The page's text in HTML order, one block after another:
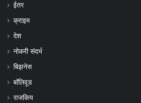
ईतर
क्राइम
देश
नोकरी संदर्भ
बिझनेस
बॉलिवूड
राजकिय